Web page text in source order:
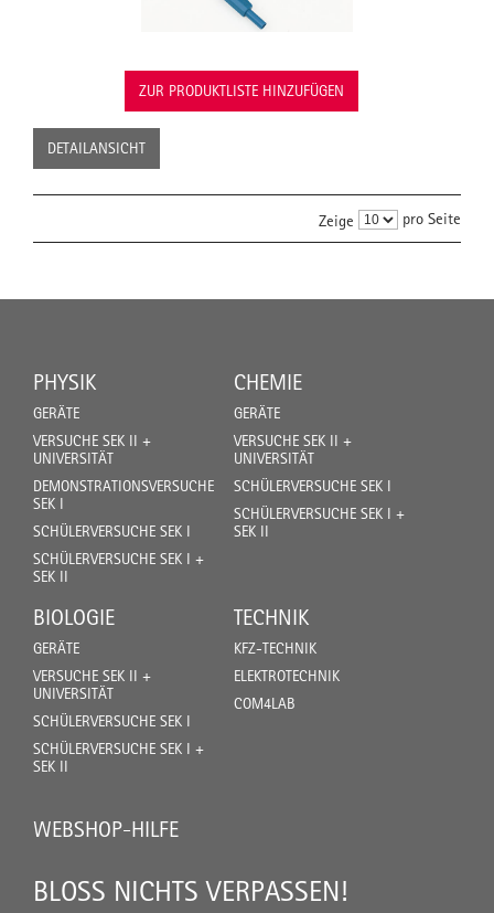
ZUR PRODUKTLISTE HINZUFÜGEN
DETAILANSICHT
Zeige pro Seite
PHYSIK
GERÄTE
VERSUCHE SEK II +
UNIVERSITÄT
DEMONSTRATIONSVERSUCHE
SEK I
SCHÜLERVERSUCHE SEK I
SCHÜLERVERSUCHE SEK I +
SEK II
CHEMIE
GERÄTE
VERSUCHE SEK II +
UNIVERSITÄT
SCHÜLERVERSUCHE SEK I
SCHÜLERVERSUCHE SEK I +
SEK II
BIOLOGIE
GERÄTE
VERSUCHE SEK II +
UNIVERSITÄT
SCHÜLERVERSUCHE SEK I
SCHÜLERVERSUCHE SEK I +
SEK II
TECHNIK
KFZ-TECHNIK
ELEKTROTECHNIK
COM4LAB
WEBSHOP-HILFE
BLOSS NICHTS VERPASSEN!